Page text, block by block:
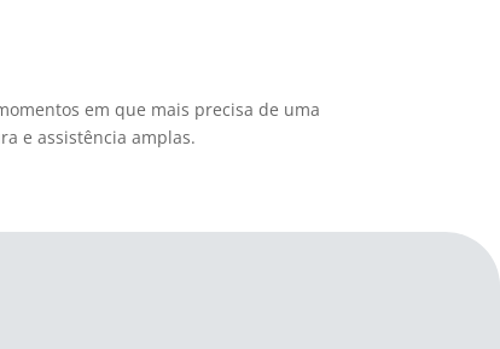
em que mais precisa de uma
e assistência amplas.